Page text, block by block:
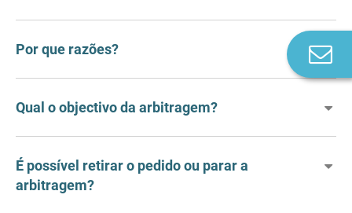
Por que razões?
Qual o objectivo da arbitragem?
É possível retirar o pedido ou parar a
arbitragem?